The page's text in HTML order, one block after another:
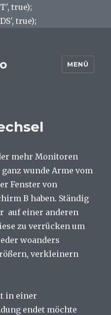
true);
true);
MENÜ
mehr Monitoren
wunde Arme vom
Fenster von
B haben. Ständig
auf einer anderen
zu verrücken um
woanders
verkleinern
in einer
endet möchte